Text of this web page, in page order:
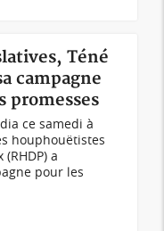
Téné
campagne
promesses
ce samedi à
houphouëtistes
a
pour les